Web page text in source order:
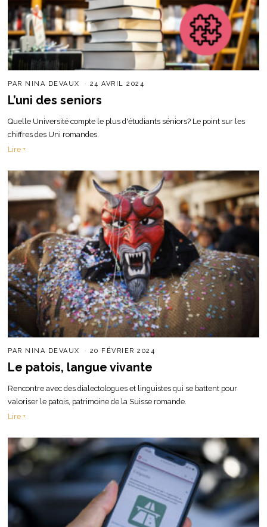
PAR NINA DEVAUX 24 AVRIL 2024
L’uni des seniors
Quelle Université compte le plus d'étudiants séniors? Le point sur les
chiffres des Uni romandes.
Lire +
PAR NINA DEVAUX 20 FÉVRIER 2024
Le patois, langue vivante
Rencontre avec des dialectologues et linguistes qui se battent pour
valoriser le patois, patrimoine de la Suisse romande.
Lire +